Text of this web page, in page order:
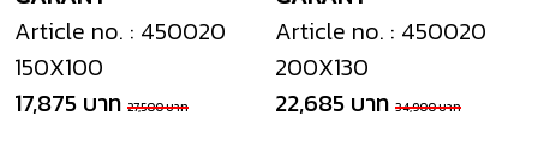
Article no. : 450020
150X100
17,875 บาท 27,500 บาท
Article no. : 450020
200X130
22,685 บาท 34,900 บาท